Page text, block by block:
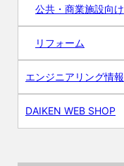
公共・商業施設向け
リフォーム
エンジニアリング情報
DAIKEN WEB SHOP